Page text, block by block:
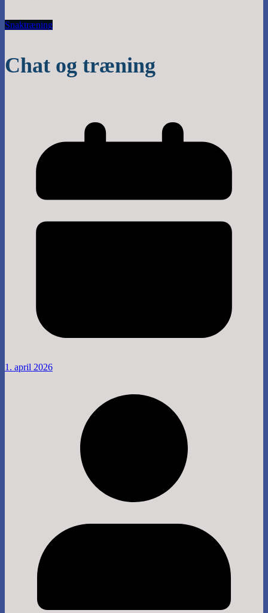
Snaktræning
Chat og træning
1. april 2026